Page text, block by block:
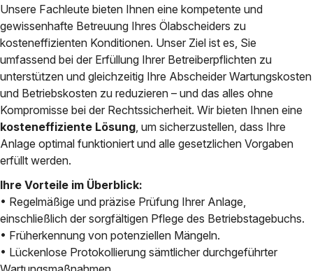
Unsere Fachleute bieten Ihnen eine kompetente und
gewissenhafte Betreuung Ihres Ölabscheiders zu
kosteneffizienten Konditionen. Unser Ziel ist es, Sie
umfassend bei der Erfüllung Ihrer Betreiberpflichten zu
unterstützen und gleichzeitig Ihre Abscheider Wartungskosten
und Betriebskosten zu reduzieren – und das alles ohne
Kompromisse bei der Rechtssicherheit. Wir bieten Ihnen eine
kosteneffiziente Lösung, um sicherzustellen, dass Ihre
Anlage optimal funktioniert und alle gesetzlichen Vorgaben
erfüllt werden.
Ihre Vorteile im Überblick:
• Regelmäßige und präzise Prüfung Ihrer Anlage,
einschließlich der sorgfältigen Pflege des Betriebstagebuchs.
• Früherkennung von potenziellen Mängeln.
• Lückenlose Protokollierung sämtlicher durchgeführter